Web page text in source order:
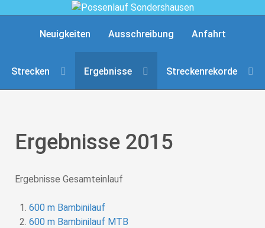
Neuigkeiten Ausschreibung Anfahrt
Strecken Ergebnisse Streckenrekorde
Ergebnisse 2015
Ergebnisse Gesamteinlauf
600 m Bambinilauf
600 m Bambinilauf MTB